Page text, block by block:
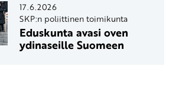
17.6.2026
SKP:n poliittinen toimikunta
Eduskunta avasi oven
ydinaseille Suomeen